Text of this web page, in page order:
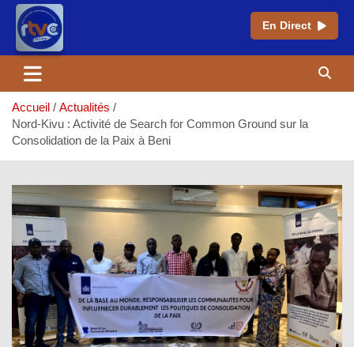
En Direct
contenu
Accueil
Actualités
Nord-Kivu : Activité de Search for Common Ground sur la
Consolidation de la Paix à Beni